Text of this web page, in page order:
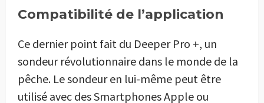
Compatibilité de l’application
Ce dernier point fait du Deeper Pro +, un
sondeur révolutionnaire dans le monde de la
pêche. Le sondeur en lui-même peut être
utilisé avec des Smartphones Apple ou